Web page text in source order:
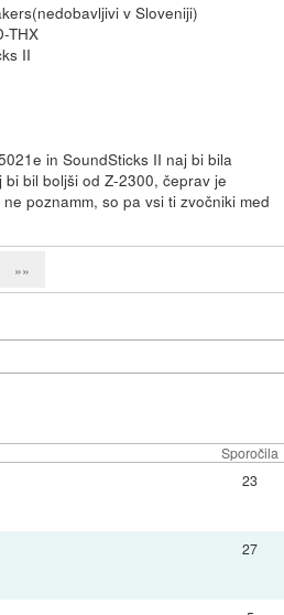
v Sloveniji)
THX
II
in SoundSticks II naj bi bila
bil boljši od Z-2300, čeprav je
poznamm, so pa vsi ti zvočniki med
»»
Sporočila
23
27